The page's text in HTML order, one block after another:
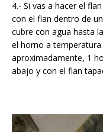
4.- Si vas a hacer el
con el flan dentro de
cubre con agua hasta
el horno a temperatura
aproximadamente, 1
abajo y con el flan